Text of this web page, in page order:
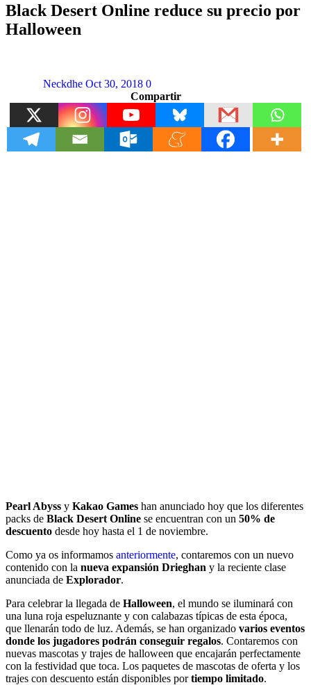
Black Desert Online reduce su precio por
Halloween
Neckdhe Oct 30, 2018 0
Compartir
Pearl Abyss y Kakao Games han anunciado hoy que los diferentes
packs de Black Desert Online se encuentran con un 50% de
descuento desde hoy hasta el 1 de noviembre.
Como ya os informamos anteriormente, contaremos con un nuevo
contenido con la nueva expansión Drieghan y la reciente clase
anunciada de Explorador.
Para celebrar la llegada de Halloween, el mundo se iluminará con
una luna roja espeluznante y con calabazas típicas de esta época,
que llenarán todo de luz. Además, se han organizado varios eventos
donde los jugadores podrán conseguir regalos. Contaremos con
nuevas mascotas y trajes de halloween que encajarán perfectamente
con la festividad que toca. Los paquetes de mascotas de oferta y los
trajes con descuento están disponibles portiempo limitado.